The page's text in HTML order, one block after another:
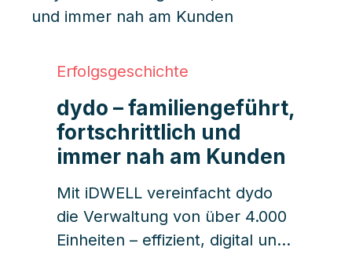
Erfolgsgeschichte
dydo – familiengeführt,
fortschrittlich und
immer nah am Kunden
Mit iDWELL vereinfacht dydo
die Verwaltung von über 4.000
Einheiten – effizient, digital und